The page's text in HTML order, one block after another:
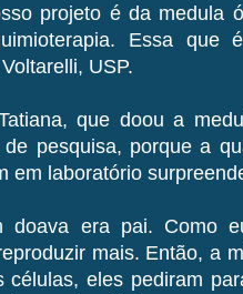
projeto é da medula
Essa que
USP.
que doou a
pesquisa, porque a
em laboratório
doava era pai. Como
mais. Então, a
células, eles pediram